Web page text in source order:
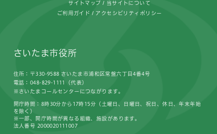
サイトマップ 当サイトについて
ご利用ガイド アクセシビリティポリシー
さいたま市役所
住所：〒330-9588 さいたま市浦和区常盤六丁目4番4号
電話：048-829-1111（代表）
※さいたまコールセンターにつながります。
開庁時間：8時30分から17時15分（土曜日、日曜日、祝日、休日、年末年始
を除く）
※一部、開庁時間が異なる組織、施設があります。
法人番号 2000020111007